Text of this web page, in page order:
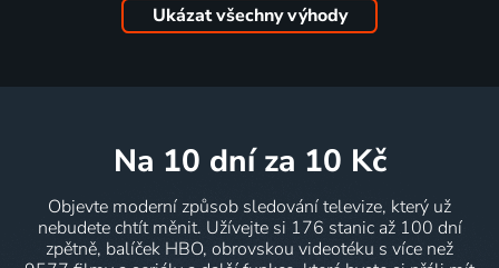
Ukázat všechny výhody
na 10 dní za 10 Kč
Objevte moderní způsob sledování televize, který už
nebudete chtít měnit. Užívejte si 176 stanic až 100 dní
zpětně, balíček HBO, obrovskou videotéku s více než